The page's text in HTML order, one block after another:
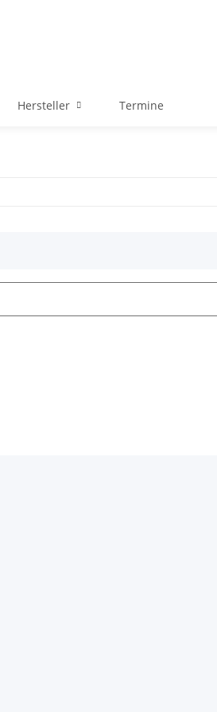
Hersteller Termine